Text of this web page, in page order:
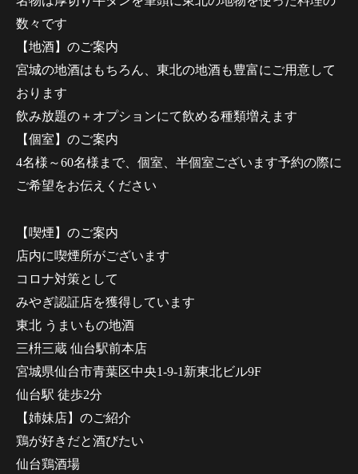
数々です
【地酒】のご案内
宮城の地酒はもちろん、東北の地酒も豊富にご用意して
おります
飲み放題の＋オプションにて飲める種類増えます
【個室】のご案内
4名様～60名様まで、個室、半個室ございます予約の際に
ご希望をお伝えください
【喫煙】のご案内
店内に喫煙所がございます
コロナ対策として
みやぎ認証店を獲得しています
東北 うまいもの地酒
三枡三蔵 仙台駅前本店
宮城県仙台市青葉区中央1-9-1新東北ビル9F
仙台駅 徒歩2分
【姉妹店】のご紹介
鶏が好きだと酒びたい
仙台鶏酒場